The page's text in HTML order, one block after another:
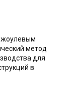
метод
для
в